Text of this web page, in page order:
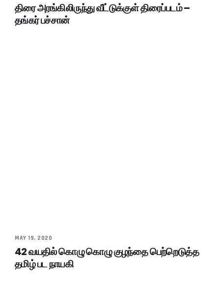
திரை அரங்கிலிருந்து வீட்டுக்குள் திரைப்படம் –
தங்கர் பச்சான்
MAY 19, 2020
42 வயதில் கொழு கொழு குழந்தை பெற்றெடுத்த
தமிழ் பட நாயகி